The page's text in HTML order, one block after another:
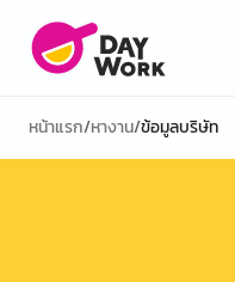
หน้าแรก/หางาน/ข้อมูลบริษัท